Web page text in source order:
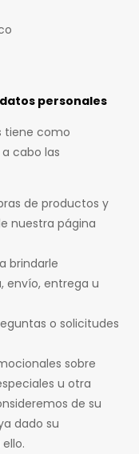
personales
tiene como
cabo las
de productos y
nuestra página
brindarle
envío, entrega u
o solicitudes
sobre
u otra
de su
dado su